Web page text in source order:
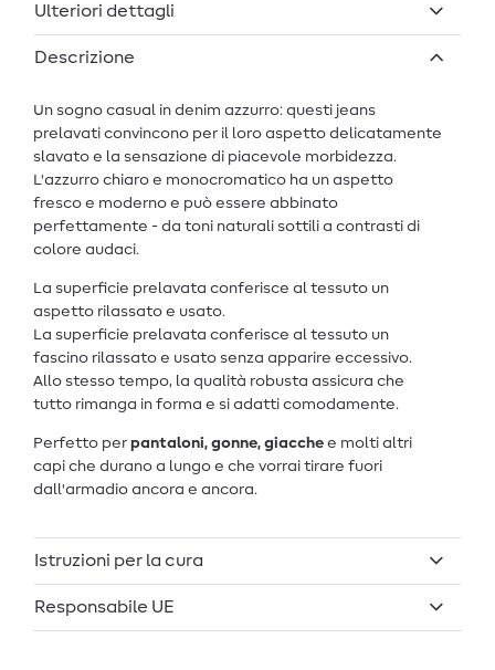
Ulteriori dettagli
Descrizione
Un sogno casual in denim azzurro: questi jeans
prelavati convincono per il loro aspetto delicatamente
slavato e la sensazione di piacevole morbidezza.
L'azzurro chiaro e monocromatico ha un aspetto
fresco e moderno e può essere abbinato
perfettamente - da toni naturali sottili a contrasti di
colore audaci.
La superficie prelavata conferisce al tessuto un
aspetto rilassato e usato.
La superficie prelavata conferisce al tessuto un
fascino rilassato e usato senza apparire eccessivo.
Allo stesso tempo, la qualità robusta assicura che
tutto rimanga in forma e si adatti comodamente.
Perfetto per pantaloni, gonne, giacche e molti altri
capi che durano a lungo e che vorrai tirare fuori
dall'armadio ancora e ancora.
Istruzioni per la cura
Responsabile UE